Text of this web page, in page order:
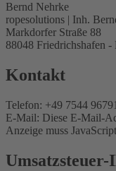
Bernd Nehrke
ropesolutions | Inh.
Markdorfer Straße 88
88048 Friedrichshafen -
Kontakt
Telefon: +49 7544
E-Mail: Diese E-Mail-
Anzeige muss
Umsatzsteuer-